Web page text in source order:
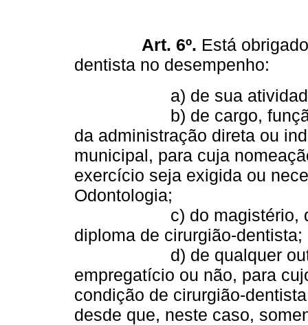
Art. 6º. Está
dentista no desempenho:
a) de sua atividade na
b) de cargo, função ou
da administração direta ou
municipal, para cuja
exercício seja exigida ou
Odontologia;
c) do magistério,
diploma de cirurgião-dentista;
d) de qualquer outra
empregatício ou não, para
condição de cirurgião-
desde que, neste caso,